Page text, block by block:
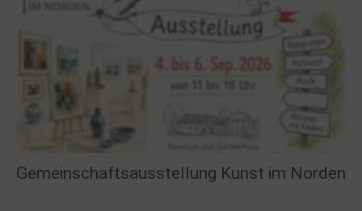
Gemeinschaftsausstellung Kunst im Norden